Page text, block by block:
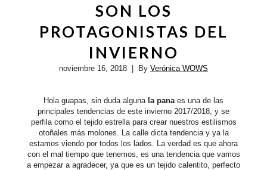
SON LOS
PROTAGONISTAS DEL
INVIERNO
noviembre 16, 2018 | By Verónica WOWS
Hola guapas, sin duda alguna la pana es una de las
principales tendencias de este invierno 2017/2018, y se
perfila como el tejido estrella para crear nuestros estilismos
otoñales más molones. La calle dicta tendencia y ya la
estamos viendo por todos los lados. La verdad es que ahora
con el mal tiempo que tenemos, es una tendencia que vamos
a empezar a agradecer, ya que es un tejido calentito, perfecto